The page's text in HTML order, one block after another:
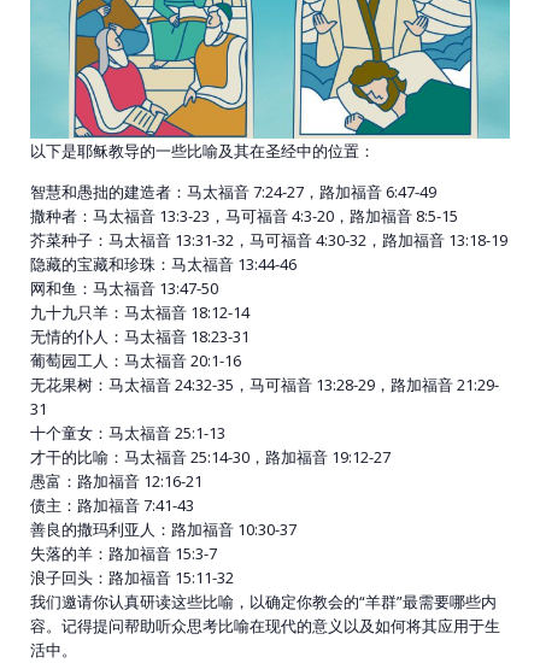
以下是耶稣教导的一些比喻及其在圣经中的位置：
智慧和愚拙的建造者：马太福音 7:24-27，路加福音 6:47-49
撒种者：马太福音 13:3-23，马可福音 4:3-20，路加福音 8:5-15
芥菜种子：马太福音 13:31-32，马可福音 4:30-32，路加福音 13:18-19
隐藏的宝藏和珍珠：马太福音 13:44-46
网和鱼：马太福音 13:47-50
九十九只羊：马太福音 18:12-14
无情的仆人：马太福音 18:23-31
葡萄园工人：马太福音 20:1-16
无花果树：马太福音 24:32-35，马可福音 13:28-29，路加福音 21:29-
31
十个童女：马太福音 25:1-13
才干的比喻：马太福音 25:14-30，路加福音 19:12-27
愚富：路加福音 12:16-21
债主：路加福音 7:41-43
善良的撒玛利亚人：路加福音 10:30-37
失落的羊：路加福音 15:3-7
浪子回头：路加福音 15:11-32
我们邀请你认真研读这些比喻，以确定你教会的“羊群”最需要哪些内
容。记得提问帮助听众思考比喻在现代的意义以及如何将其应用于生
活中。